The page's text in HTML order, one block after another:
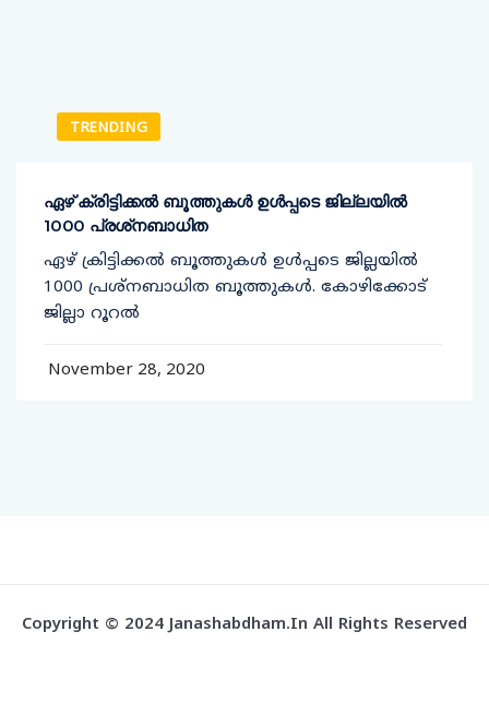
TRENDING
ഏഴ് ക്രിട്ടിക്കല്‍ ബൂത്തുകള്‍ ഉള്‍പ്പടെ ജില്ലയില്‍
1000 പ്രശ്‌നബാധിത
ഏഴ് ക്രിട്ടിക്കല്‍ ബൂത്തുകള്‍ ഉള്‍പ്പടെ ജില്ലയില്‍
1000 പ്രശ്‌നബാധിത ബൂത്തുകള്‍. കോഴിക്കോട്
ജില്ലാ റൂറല്‍
November 28, 2020
Copyright © 2024 Janashabdham.in All Rights Reserved